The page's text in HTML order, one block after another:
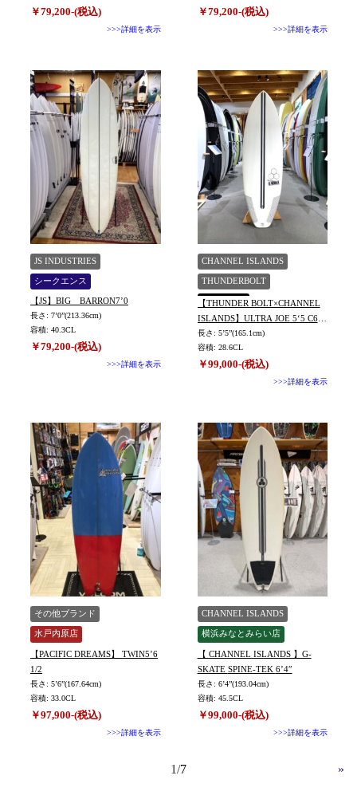
￥79,200-(税込)
>>>詳細を表示
￥79,200-(税込)
>>>詳細を表示
JS INDUSTRIES
シークエンス
【JS】BIG BARRON7’0
長さ: 7’0”(213.36cm)
容積: 40.3CL
￥79,200-(税込)
>>>詳細を表示
CHANNEL ISLANDS
THUNDERBOLT
湘南鵠沼店
【THUNDER BOLT×CHANNEL
ISLANDS】ULTRA JOE 5‘5 C6
wired ※新品未使用ボード
長さ: 5’5”(165.1cm)
容積: 28.6CL
￥99,000-(税込)
>>>詳細を表示
その他ブランド
水戸内原店
【PACIFIC DREAMS】 TWIN5’6
1/2
長さ: 5’6”(167.64cm)
容積: 33.0CL
￥97,900-(税込)
>>>詳細を表示
CHANNEL ISLANDS
横浜みなとみらい店
【 CHANNEL ISLANDS 】G-
SKATE SPINE-TEK 6’4″
長さ: 6’4”(193.04cm)
容積: 45.5CL
￥99,000-(税込)
>>>詳細を表示
1 »
7